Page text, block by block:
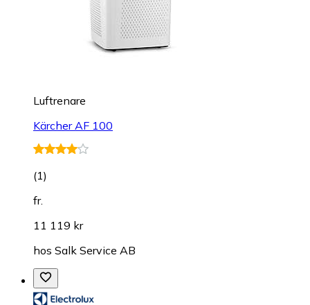
Luftrenare
Kärcher AF 100
(1)
fr.
11 119 kr
hos Salk Service AB